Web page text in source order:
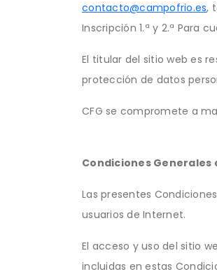
contacto@campofrio.es,
Inscripción 1.ª y 2.ª Para
El titular del sitio web es
protección de datos
CFG se compromete a
Condiciones Generales
Las presentes
usuarios de Internet.
El acceso y uso del sitio
incluidas en estas